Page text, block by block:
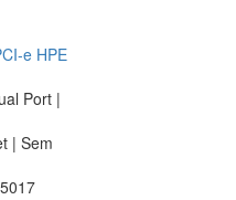
e HPE
Port |
| Sem